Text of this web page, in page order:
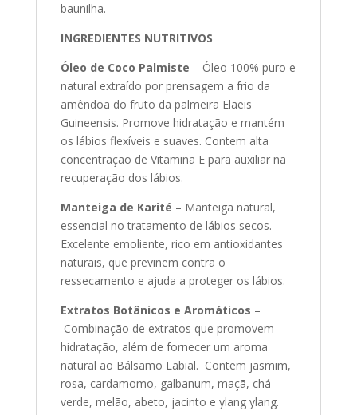
baunilha.
INGREDIENTES NUTRITIVOS
Óleo de Coco Palmiste – Óleo 100% puro e
natural extraído por prensagem a frio da
amêndoa do fruto da palmeira Elaeis
Guineensis. Promove hidratação e mantém
os lábios flexíveis e suaves. Contem alta
concentração de Vitamina E para auxiliar na
recuperação dos lábios.
Manteiga de Karité – Manteiga natural,
essencial no tratamento de lábios secos.
Excelente emoliente, rico em antioxidantes
naturais, que previnem contra o
ressecamento e ajuda a proteger os lábios.
Extratos Botânicos e Aromáticos –
Combinação de extratos que promovem
hidratação, além de fornecer um aroma
natural ao Bálsamo Labial. Contem jasmim,
rosa, cardamomo, galbanum, maçã, chá
verde, melão, abeto, jacinto e ylang ylang.